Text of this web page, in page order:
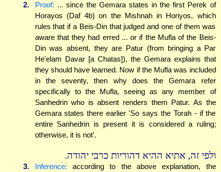
2. Proof: ... since the Gemara states in the first Perek of
Horayos (Daf 4b) on the Mishnah in Horiyos, which
rules that if a Beis-Din that judged and one of them was
aware that they had erred ... or if the Mufla of the Beis-
Din was absent, they are Patur (from bringing a Par
He'elam Davar [a Chatas]), the Gemara explains that
they should have learned. Now if the Mufla was included
in the seventy, then why does the Gemara refer
specifically to the Mufla, seeing as any member of
Sanhedrin who is absent renders them Patur. As the
Gemara states there earlier 'So says the Torah - if the
entire Sanhedrin is present it is considered a ruling;
otherwise, it is not'.
ולפי זה, אתיא ההיא דהוריות כרבי יהודה.
3. Inference: according to the above explanation, the